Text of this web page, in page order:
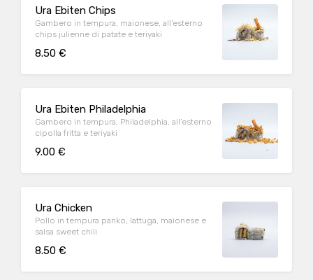
Ura Ebiten Chips
Gambero in tempura, maionese, all’esterno
chips julienne di patate e teriyaki
8.50 €
Ura Ebiten Philadelphia
Gambero in tempura, Philadelphia, all’esterno
cipolla fritta e teriyaki
9.00 €
Ura Chicken
Pollo in tempura panko, lattuga, maionese e
salsa sweet chili
8.50 €